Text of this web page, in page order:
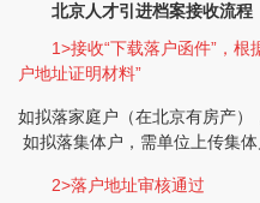
北京人才引进档案接收流程
1>接收“下载落户函件”，
户地址证明材料”
如拟落家庭户（在北京有房产）
如拟落集体户，需单位上传集体
2>落户地址审核通过